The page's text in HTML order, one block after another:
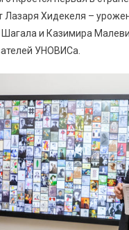
Лазаря Хидекеля –
и Казимира
УНОВИСа.